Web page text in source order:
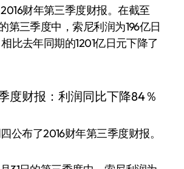
第三季度中，索尼利润为196亿日
比去年同期的1201亿日元下降了
公布了2016财年第三季度财报。